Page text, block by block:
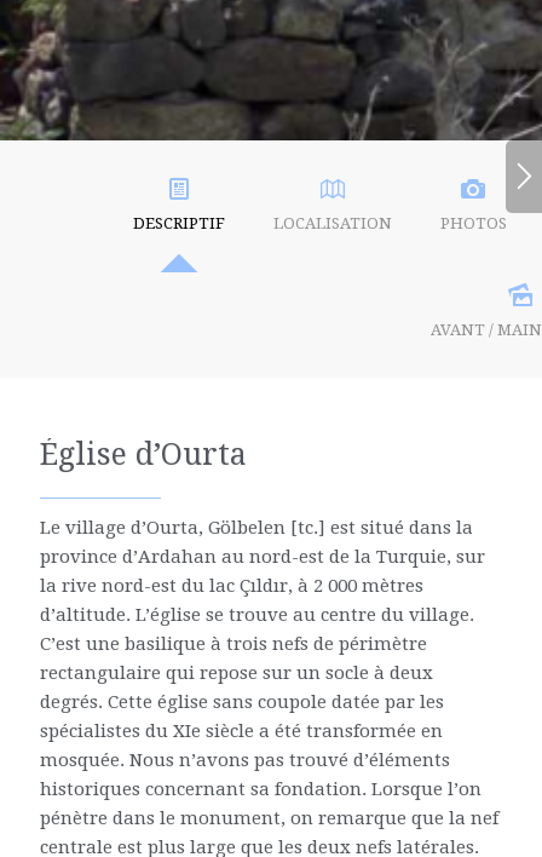
DESCRIPTIF LOCALISATION PHOTOS
AVANT /
Église d’Ourta
Le village d’Ourta, Gölbelen [tc.] est situé dans la
province d’Ardahan au nord-est de la Turquie, sur
la rive nord-est du lac Çıldır, à 2 000 mètres
d’altitude. L’église se trouve au centre du village.
C’est une basilique à trois nefs de périmètre
rectangulaire qui repose sur un socle à deux
degrés. Cette église sans coupole datée par les
spécialistes du XIe siècle a été transformée en
mosquée. Nous n’avons pas trouvé d’éléments
historiques concernant sa fondation. Lorsque l’on
pénètre dans le monument, on remarque que la nef
centrale est plus large que les deux nefs latérales.